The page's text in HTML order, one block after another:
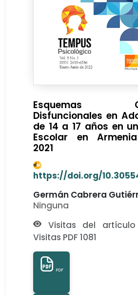
Esquemas
Disfuncionales en
de 14 a 17 años en
Escolar en
2021
https://doi.org/
Germán Cabrera
Ninguna
Visitas del
Visitas PDF 1081
PDF